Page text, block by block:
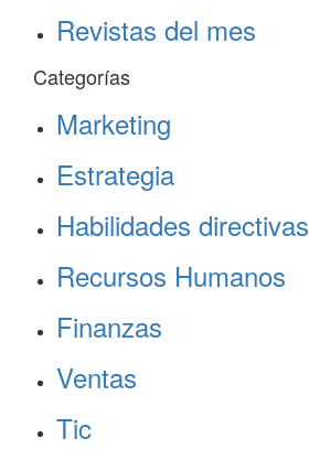
Revistas del mes
Categorías
Marketing
Estrategia
Habilidades directivas
Recursos Humanos
Finanzas
Ventas
Tic